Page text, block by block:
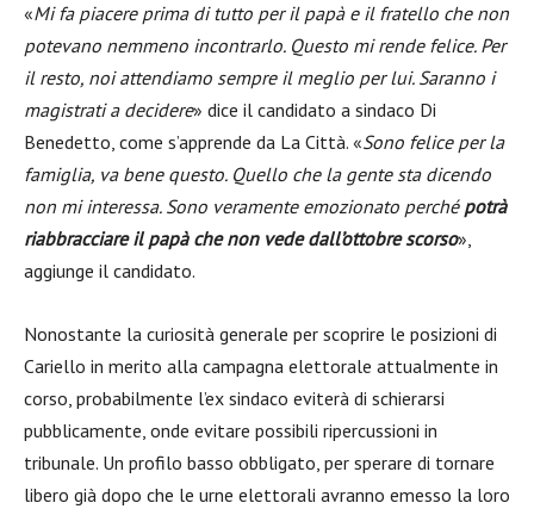
«Mi fa piacere prima di tutto per il papà e il fratello che non
potevano nemmeno incontrarlo. Questo mi rende felice. Per
il resto, noi attendiamo sempre il meglio per lui. Saranno i
magistrati a decidere» dice il candidato a sindaco Di
Benedetto, come s’apprende da La Città. «Sono felice per la
famiglia, va bene questo. Quello che la gente sta dicendo
non mi interessa. Sono veramente emozionato perché potrà
riabbracciare il papà che non vede dall’ottobre scorso»,
aggiunge il candidato.
Nonostante la curiosità generale per scoprire le posizioni di
Cariello in merito alla campagna elettorale attualmente in
corso, probabilmente l’ex sindaco eviterà di schierarsi
pubblicamente, onde evitare possibili ripercussioni in
tribunale. Un profilo basso obbligato, per sperare di tornare
libero già dopo che le urne elettorali avranno emesso la loro